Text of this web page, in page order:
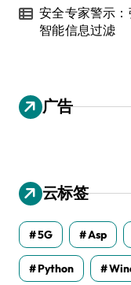
安全专家警示
智能信息过滤
广告
云标签
5G Asp
Python